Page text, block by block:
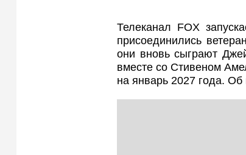
Телеканал FOX
присоединились
они вновь сыграют
вместе со Стивеном
на январь 2027 года.